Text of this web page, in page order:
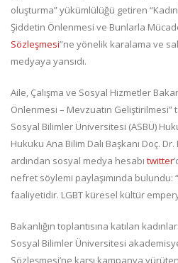
oluşturma” yükümlülüğü getiren
Şiddetin Önlenmesi ve Bunlarla
Sözleşmesi”ne yönelik karalama ve
medyaya yansıdı.
Aile, Çalışma ve Sosyal Hizmetler
Önlenmesi – Mevzuatın Geliştirilmesi”
Sosyal Bilimler Üniversitesi (ASBÜ)
Hukuku Ana Bilim Dalı Başkanı Doç.
ardından sosyal medya hesabı twitter
nefret söylemi paylaşımında bulundu:
faaliyetidir. LGBT küresel kültür
Bakanlığın toplantısına katılan
Sosyal Bilimler Üniversitesi
Sözleşmesi’ne karşı kampanya